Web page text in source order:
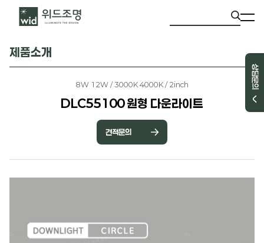
상담문의
제품소개
8W 12W / 3000K 4000K / 2inch
DLC55100 원형 다운라이트
견적문의